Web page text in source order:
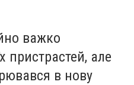
важко
пристрастей, але
в нову